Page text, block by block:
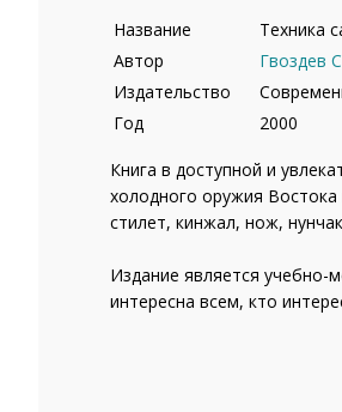
Название
Техника
Автор
Гвоздев
Издательство
Год
2000
Книга в доступной и
холодного оружия Востока
стилет, кинжал, нож,
Издание является
интересна всем, кто